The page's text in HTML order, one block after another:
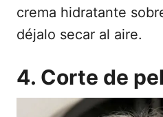
crema hidratante
déjalo secar al aire.
4. Corte de